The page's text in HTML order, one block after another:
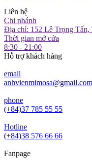
Liên hệ
Chi nhánh
Địa chỉ: 152 Lê Trọng
Thời gian mở cửa
8:30 - 21:00
Hỗ trợ khách hàng
email
anhvienmimosa@gmail.com
phone
(+84)37 785 55 55
Hotline
(+84)38 576 66 66
Fanpage